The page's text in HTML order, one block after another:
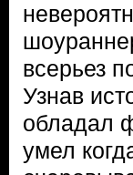
всерьез
Узнав
обладал
умел